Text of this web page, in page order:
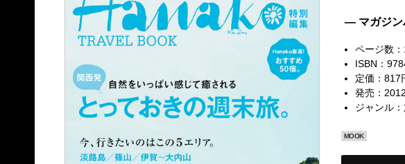
— マガジン
ページ数
ISBN：
定価：817
発売：
ジャンル：
MOOK